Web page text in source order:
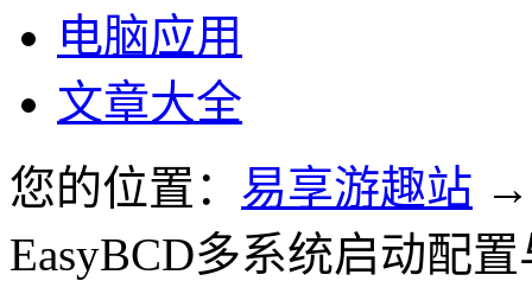
电脑应用
文章大全
您的位置： 易享游趣站
EasyBCD多系统启动配